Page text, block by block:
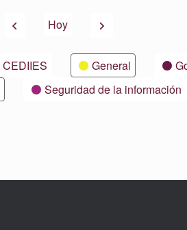
AnteriorHoy Siguiente
CEDIIES General
Seguridad de la información